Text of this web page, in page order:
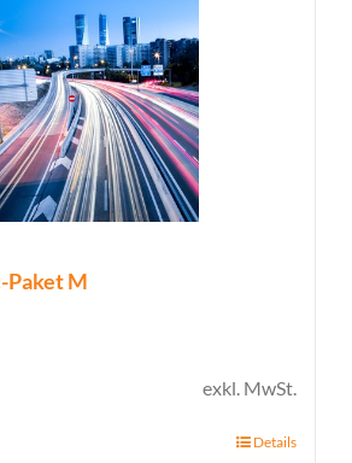
Paket M
exkl. MwSt.
Details